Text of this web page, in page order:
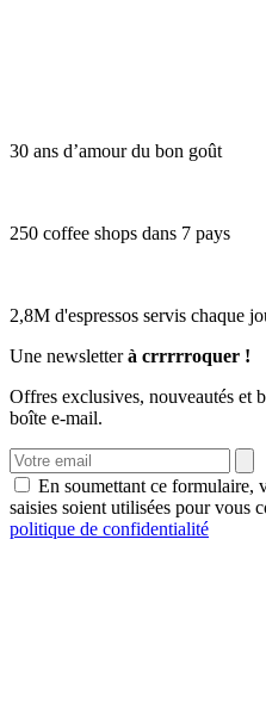
30 ans d’amour du bon goût
250 coffee shops dans 7 pays
2,8M d'espressos servis chaque
Une newsletterà crrrrroquer !
Offres exclusives, nouveautés et
boîte e-mail.
En soumettant ce formulaire,
saisies soient utilisées pour vous
politique de confidentialité